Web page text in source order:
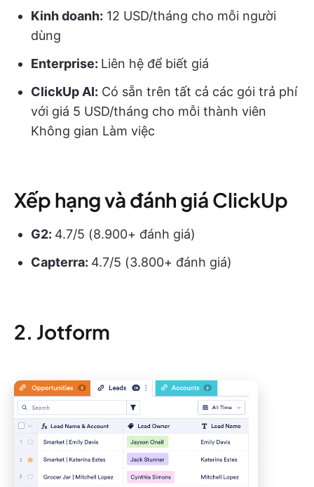
Kinh doanh: 12 USD/tháng cho mỗi người
dùng
Enterprise: Liên hệ để biết giá
ClickUp AI: Có sẵn trên tất cả các gói trả phí
với giá 5 USD/tháng cho mỗi thành viên
Không gian Làm việc
Xếp hạng và đánh giá ClickUp
G2: 4.7/5 (8.900+ đánh giá)
Capterra: 4.7/5 (3.800+ đánh giá)
2. Jotform